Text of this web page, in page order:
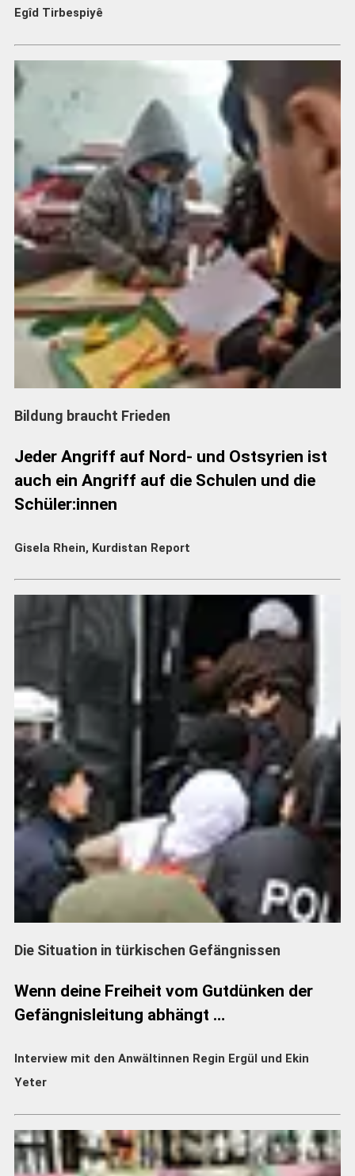
Egîd Tirbespiyê
Bildung braucht Frieden
Jeder Angriff auf Nord- und Ostsyrien ist
auch ein Angriff auf die Schulen und die
Schüler:innen
Gisela Rhein, Kurdistan Report
Die Situation in türkischen Gefängnissen
Wenn deine Freiheit vom Gutdünken der
Gefängnisleitung abhängt …
Interview mit den Anwältinnen Regin Ergül und Ekin
Yeter